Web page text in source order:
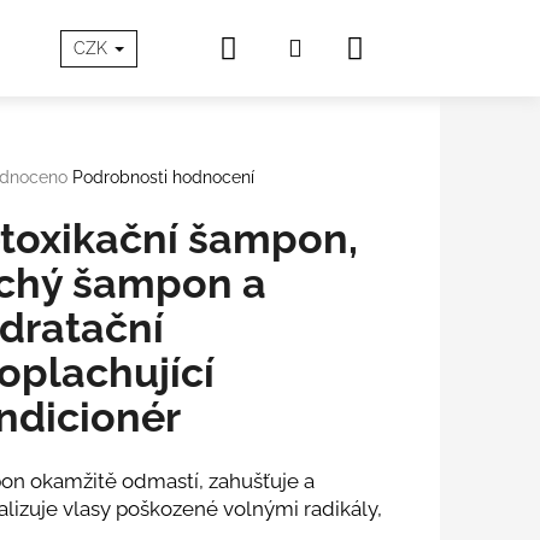
PÉČE O Aloxxi®
CZK HledatPřihlášení
Podrobnosti hodnocení
šampon,
šampon a
okamžitě odmastí, zahušťuje a
vlasy poškozené volnými radikály,